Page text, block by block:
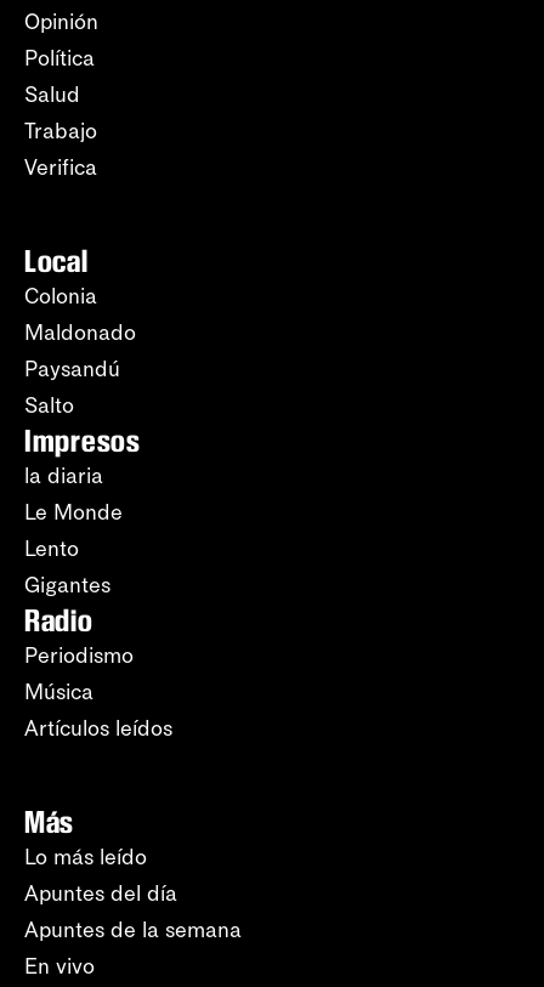
Opinión
Política
Salud
Trabajo
Verifica
Local
Colonia
Maldonado
Paysandú
Salto
Impresos
la diaria
Le Monde
Lento
Gigantes
Radio
Periodismo
Música
Artículos leídos
Más
Lo más leído
Apuntes del día
Apuntes de la semana
En vivo